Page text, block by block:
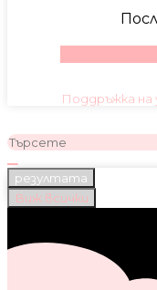
Поддръжка
резултата
Виж всички